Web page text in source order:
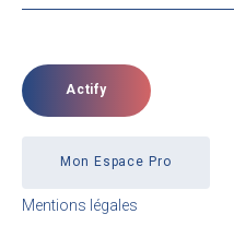
Actify
Mon Espace Pro
Mentions légales